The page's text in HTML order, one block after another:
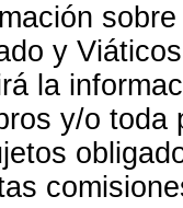
y
la
y/o